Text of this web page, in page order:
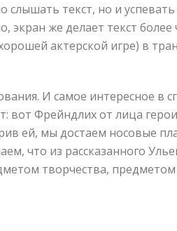
текст, но и успевать
же делает текст более
актерской игре) в
И самое интересное в
вот Фрейндлих от лица
ей, мы достаем носовые
что из рассказанного
творчества,